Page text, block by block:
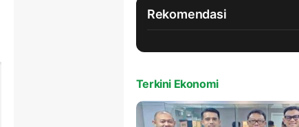
Rekomendasi
Terkini Ekonomi